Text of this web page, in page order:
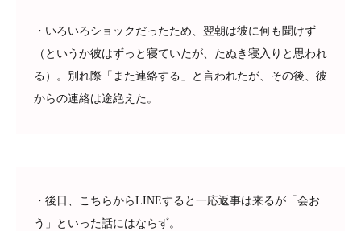
・いろいろショックだったため、翌朝は彼に何も聞けず
（というか彼はずっと寝ていたが、たぬき寝入りと思われ
る）。別れ際「また連絡する」と言われたが、その後、彼
からの連絡は途絶えた。
・後日、こちらからLINEすると一応返事は来るが「会お
う」といった話にはならず。